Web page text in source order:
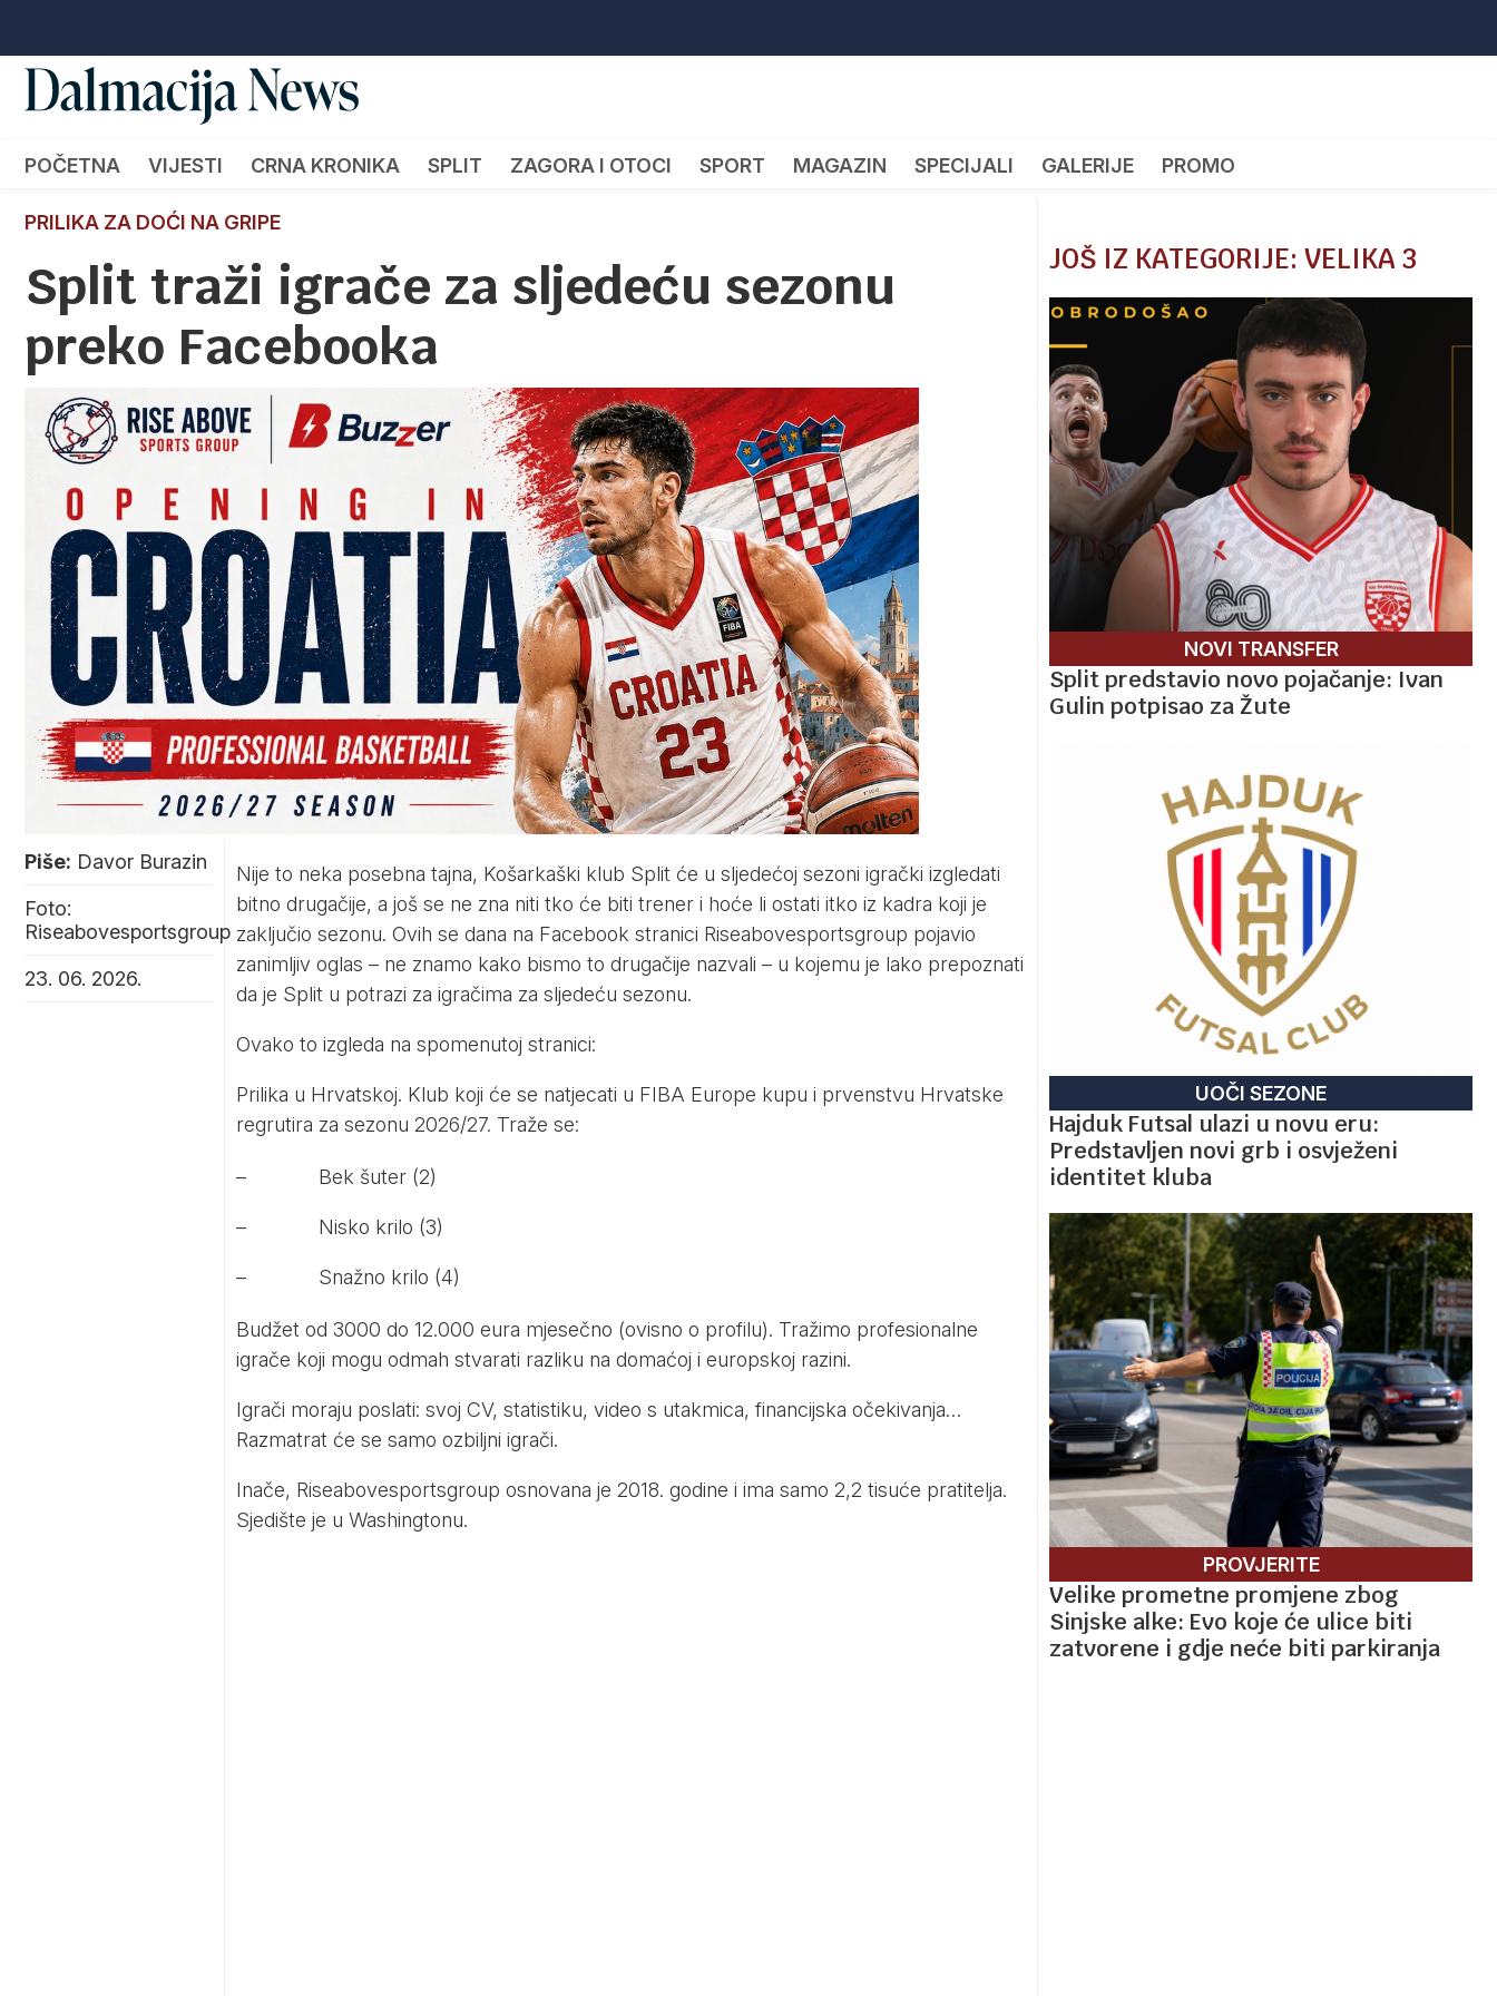
POČETNA VIJESTI CRNA KRONIKA SPLIT ZAGORA I OTOCI SPORT MAGAZIN SPECIJALI GALERIJE PROMO
PRILIKA ZA DOĆI NA GRIPE
Split traži igrače za sljedeću sezonu
preko Facebooka
Piše: Davor Burazin
Foto:
Riseabovesportsgroup
23. 06. 2026.
Nije to neka posebna tajna, Košarkaški klub Split će u sljedećoj sezoni igrački izgledati
bitno drugačije, a još se ne zna niti tko će biti trener i hoće li ostati itko iz kadra koji je
zaključio sezonu. Ovih se dana na Facebook stranici Riseabovesportsgroup pojavio
zanimljiv oglas – ne znamo kako bismo to drugačije nazvali – u kojemu je lako prepoznati
da je Split u potrazi za igračima za sljedeću sezonu.
Ovako to izgleda na spomenutoj stranici:
Prilika u Hrvatskoj. Klub koji će se natjecati u FIBA Europe kupu i prvenstvu Hrvatske
regrutira za sezonu 2026/27. Traže se:
– Bek šuter (2)
– Nisko krilo (3)
– Snažno krilo (4)
Budžet od 3000 do 12.000 eura mjesečno (ovisno o profilu). Tražimo profesionalne
igrače koji mogu odmah stvarati razliku na domaćoj i europskoj razini.
Igrači moraju poslati: svoj CV, statistiku, video s utakmica, financijska očekivanja…
Razmatrat će se samo ozbiljni igrači.
Inače, Riseabovesportsgroup osnovana je 2018. godine i ima samo 2,2 tisuće pratitelja.
Sjedište je u Washingtonu.
JOŠ IZ KATEGORIJE: VELIKA 3
NOVI TRANSFER
Split predstavio novo pojačanje: Ivan
Gulin potpisao za Žute
UOČI SEZONE
Hajduk Futsal ulazi u novu eru:
Predstavljen novi grb i osvježeni
identitet kluba
PROVJERITE
Velike prometne promjene zbog
Sinjske alke: Evo koje će ulice biti
zatvorene i gdje neće biti parkiranja